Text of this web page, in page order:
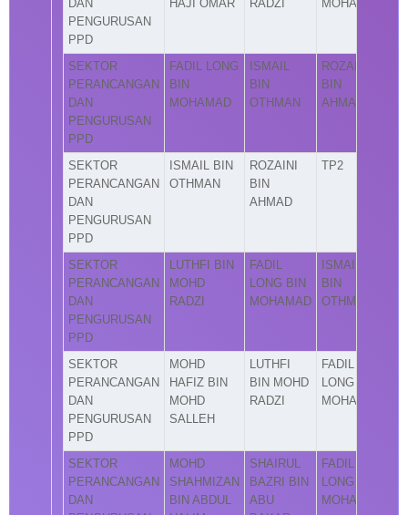
DAN
PENGURUSAN
PPD
HAJI OMAR
RADZI
MOHAMAD
SEKTOR
PERANCANGAN
DAN
PENGURUSAN
PPD
FADIL LONG
BIN
MOHAMAD
ISMAIL
BIN
OTHMAN
ROZAINI
BIN
AHMAD
SEKTOR
PERANCANGAN
DAN
PENGURUSAN
PPD
ISMAIL BIN
OTHMAN
ROZAINI
BIN
AHMAD
TP2
SEKTOR
PERANCANGAN
DAN
PENGURUSAN
PPD
LUTHFI BIN
MOHD
RADZI
FADIL
LONG BIN
MOHAMAD
ISMAIL
BIN
OTHMAN
SEKTOR
PERANCANGAN
DAN
PENGURUSAN
PPD
MOHD
HAFIZ BIN
MOHD
SALLEH
LUTHFI
BIN MOHD
RADZI
FADIL
LONG BIN
MOHAMAD
SEKTOR
PERANCANGAN
DAN
MOHD
SHAHMIZAN
BIN ABDUL
SHAIRUL
BAZRI BIN
ABU
FADIL
LONG BIN
MOHAMAD